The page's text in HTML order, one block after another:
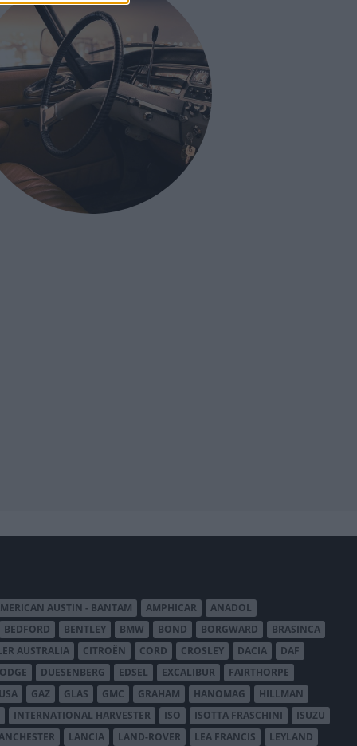
AUSTIN - BANTAM AMPHICAR
ANADOL
BEDFORD BENTLEY BMW BOND BORGWARD
BRASINCA
AUSTRALIA CITROËN CORD CROSLEY DACIA
DAF
DUESENBERG EDSEL EXCALIBUR
FAIRTHORPE
GAZ GLAS GMC GRAHAM HANOMAG
HILLMAN
INTERNATIONAL HARVESTER ISO ISOTTA FRASCHINI
ISUZU
LANCIA LAND-ROVER LEA FRANCIS LEYLAND